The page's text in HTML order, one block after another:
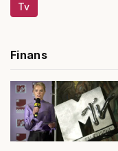
Tv
Finans